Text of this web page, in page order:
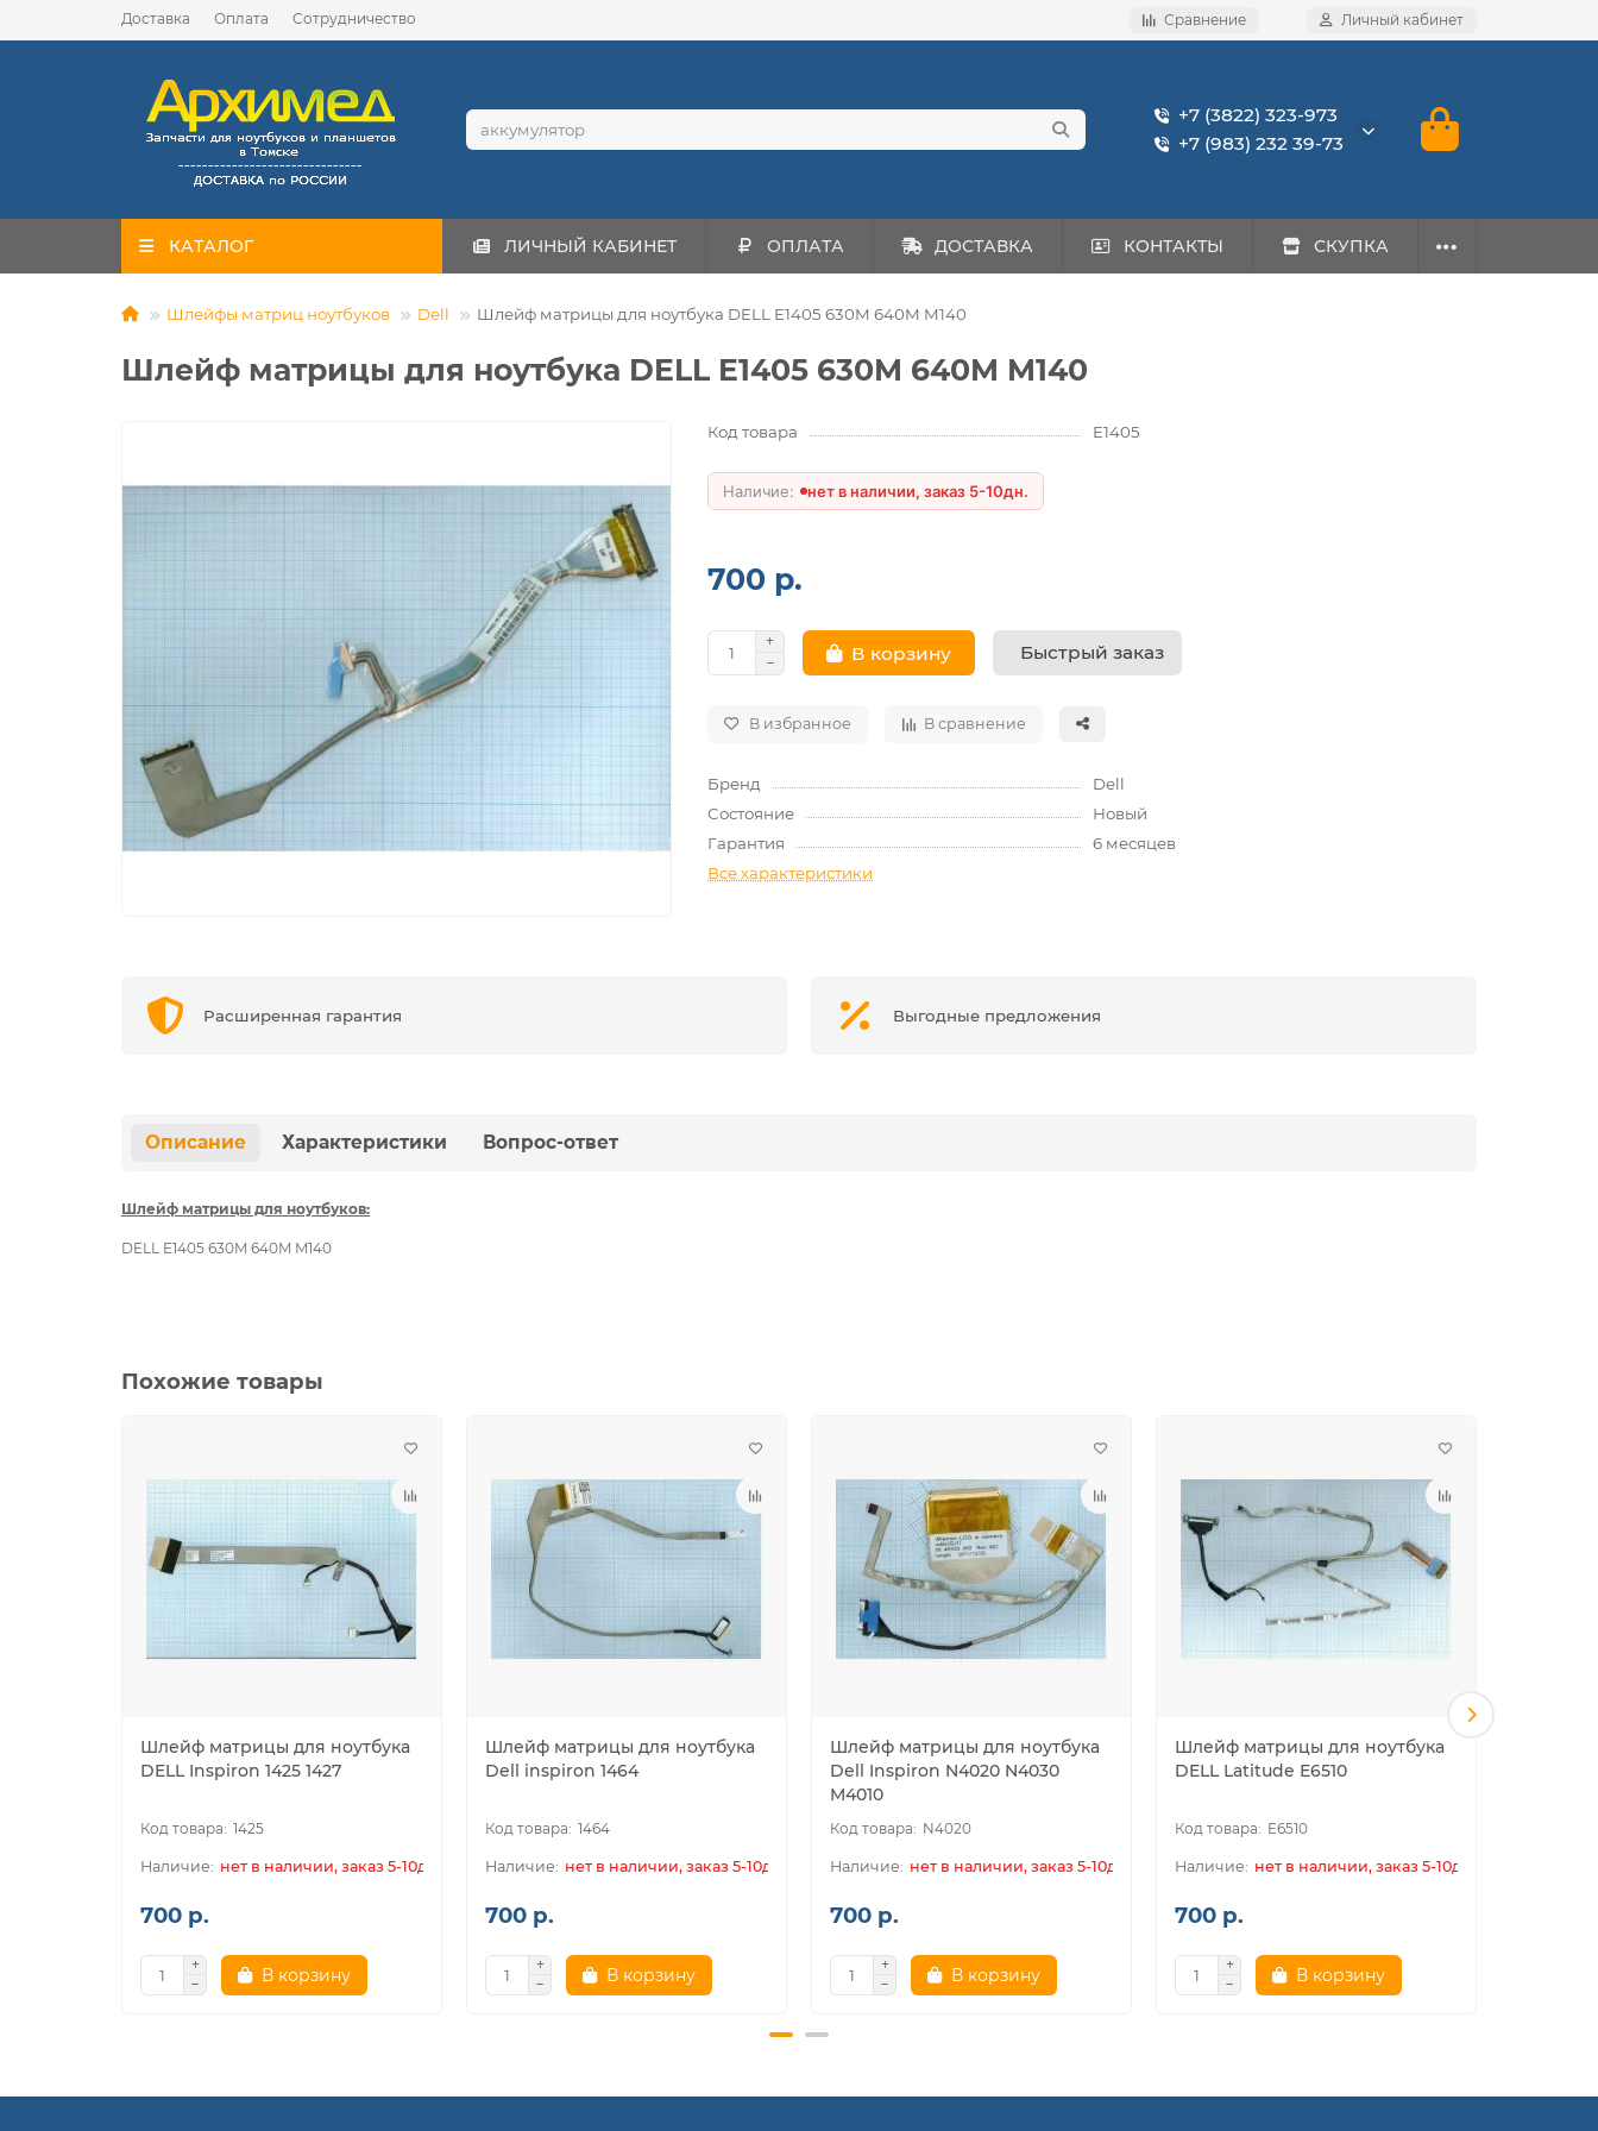
Доставка Оплата Сотрудничество Сравнение Личный кабинет
+7 (3822) 323-973
+7 (983) 232 39-73
КАТАЛОГ ЛИЧНЫЙ КАБИНЕТ ОПЛАТА ДОСТАВКА КОНТАКТЫ СКУПКА
Шлейфы матриц ноутбуков Dell Шлейф матрицы для ноутбука DELL E1405 630M 640M M140
Шлейф матрицы для ноутбука DELL E1405 630M 640M M140
Код товара E1405
нет в наличии, заказ 5-10дн.
700 р.
В корзину Быстрый заказ
В избранное В сравнение
Бренд
Dell
Состояние
Новый
Гарантия
6 месяцев
Все характеристики
Расширенная гарантия Выгодные предложения
Описание Характеристики Вопрос-ответ
Шлейф матрицы для ноутбуков:
DELL E1405 630M 640M M140
Похожие товары
Шлейф матрицы для ноутбука
DELL Inspiron 1425 1427
1425
нет в наличии, заказ 5-10дн.
700 р.
В корзину
Шлейф матрицы для ноутбука
Dell inspiron 1464
1464
нет в наличии, заказ 5-10дн.
700 р.
В корзину
Шлейф матрицы для ноутбука
Dell Inspiron N4020 N4030
M4010
N4020
нет в наличии, заказ 5-10дн.
700 р.
В корзину
Шлейф матрицы для ноутбука
DELL Latitude E6510
E6510
нет в наличии, заказ 5-10дн.
700 р.
В корзину